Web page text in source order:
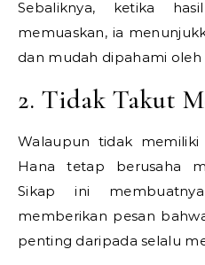
Sebaliknya, ketika
memuaskan, ia
dan mudah dipahami
2. Tidak Takut
Walaupun tidak
Hana tetap berusaha
Sikap ini
memberikan pesan
penting daripada selalu